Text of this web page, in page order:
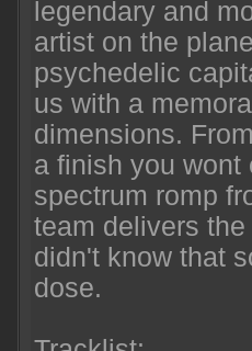
legendary and
artist on the
psychedelic
us with a
dimensions.
a finish you wont
spectrum romp
team delivers
didn't know that
dose.